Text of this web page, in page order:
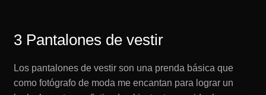
3 Pantalones de vestir
Los pantalones de vestir son una prenda básica que
como fotógrafo de moda me encantan para lograr un